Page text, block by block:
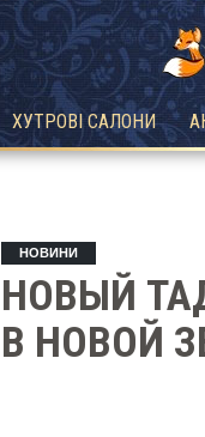
ХУТРОВІ САЛОНИ
НОВИНИ
НОВЫЙ
В НОВОЙ